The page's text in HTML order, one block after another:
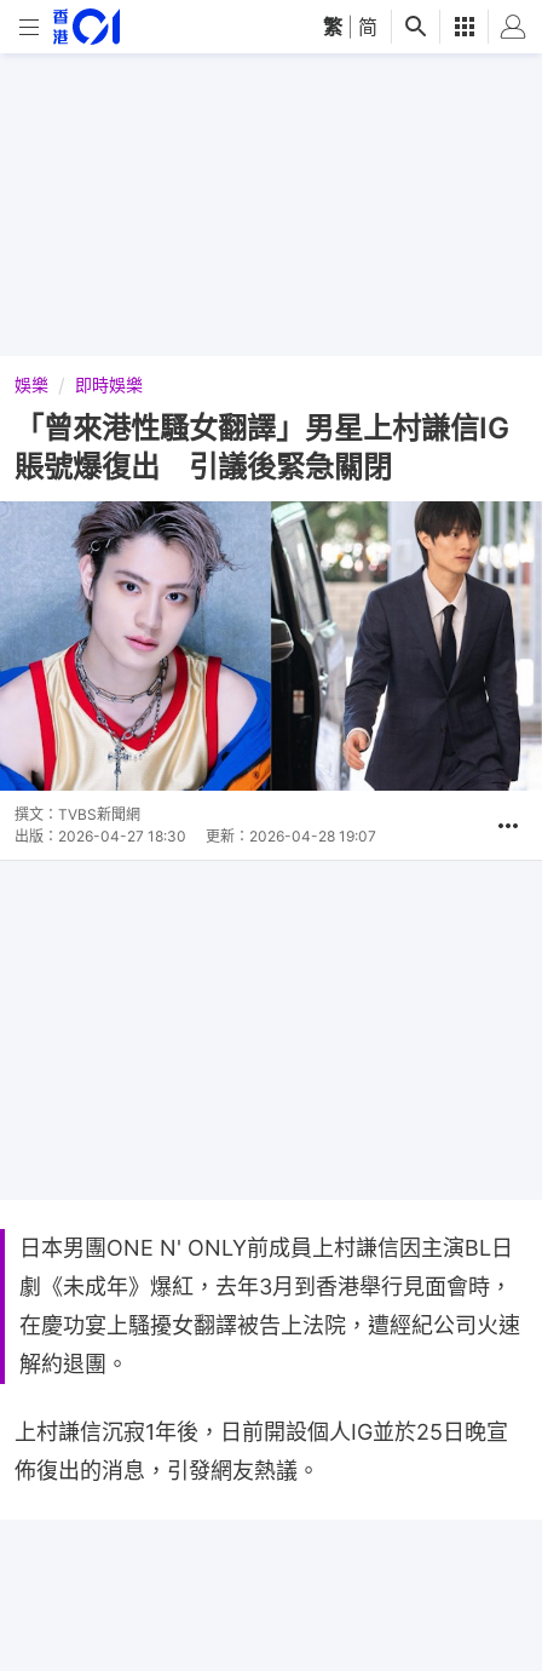
繁 简
娛樂 即時娛樂
「曾來港性騷女翻譯」男星上村謙信IG
賬號爆復出 引議後緊急關閉
撰文： TVBS新聞網
出版： 2026-04-27 18:30 更新： 2026-04-28 19:07
日本男團ONE N' ONLY前成員上村謙信因主演BL日
劇《未成年》爆紅，去年3月到香港舉行見面會時，
在慶功宴上騷擾女翻譯被告上法院，遭經紀公司火速
解約退團。
上村謙信沉寂1年後，日前開設個人IG並於25日晚宣
佈復出的消息，引發網友熱議。